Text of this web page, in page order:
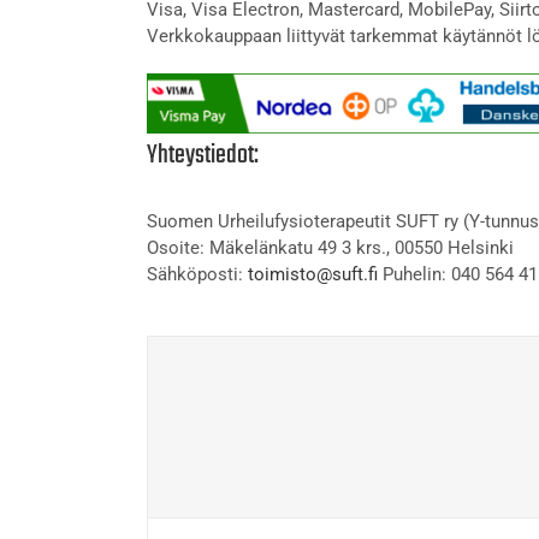
Visa, Visa Electron, Mastercard, MobilePay,
Verkkokauppaan liittyvät tarkemmat käytännöt
Yhteystiedot:
Suomen Urheilufysioterapeutit SUFT ry (Y-
Osoite: Mäkelänkatu 49 3 krs., 00550 Helsinki
Sähköposti: toimisto@suft.fi Puhelin: 040 564